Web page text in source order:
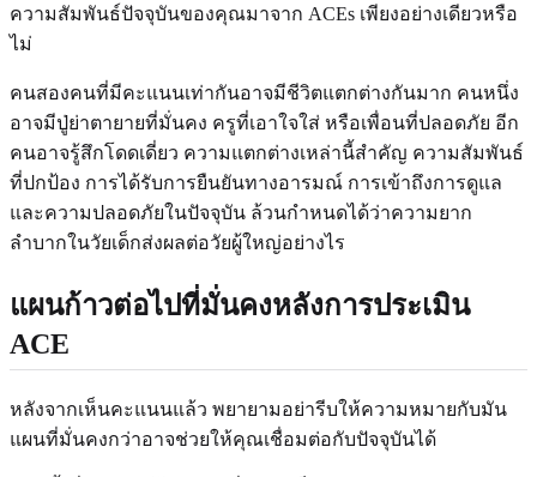
ความสัมพันธ์ปัจจุบันของคุณมาจาก ACEs เพียงอย่างเดียวหรือ
ไม่
คนสองคนที่มีคะแนนเท่ากันอาจมีชีวิตแตกต่างกันมาก คนหนึ่ง
อาจมีปู่ย่าตายายที่มั่นคง ครูที่เอาใจใส่ หรือเพื่อนที่ปลอดภัย อีก
คนอาจรู้สึกโดดเดี่ยว ความแตกต่างเหล่านี้สำคัญ ความสัมพันธ์
ที่ปกป้อง การได้รับการยืนยันทางอารมณ์ การเข้าถึงการดูแล
และความปลอดภัยในปัจจุบัน ล้วนกำหนดได้ว่าความยาก
ลำบากในวัยเด็กส่งผลต่อวัยผู้ใหญ่อย่างไร
แผนก้าวต่อไปที่มั่นคงหลังการประเมิน
ACE
หลังจากเห็นคะแนนแล้ว พยายามอย่ารีบให้ความหมายกับมัน
แผนที่มั่นคงกว่าอาจช่วยให้คุณเชื่อมต่อกับปัจจุบันได้